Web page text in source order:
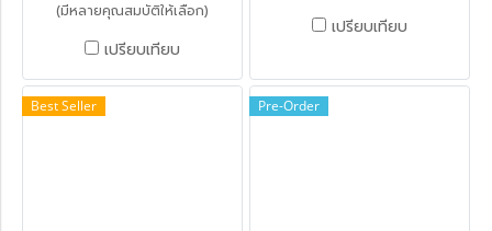
(มีหลายคุณสมบัติให้เลือก)
เปรียบเทียบ
เปรียบเทียบ
Best Seller Pre-Order